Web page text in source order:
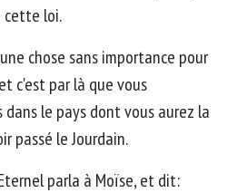
cette loi.
chose sans importance pour
c'est par là que vous
le pays dont vous aurez la
passé le Jourdain.
parla à Moïse, et dit: